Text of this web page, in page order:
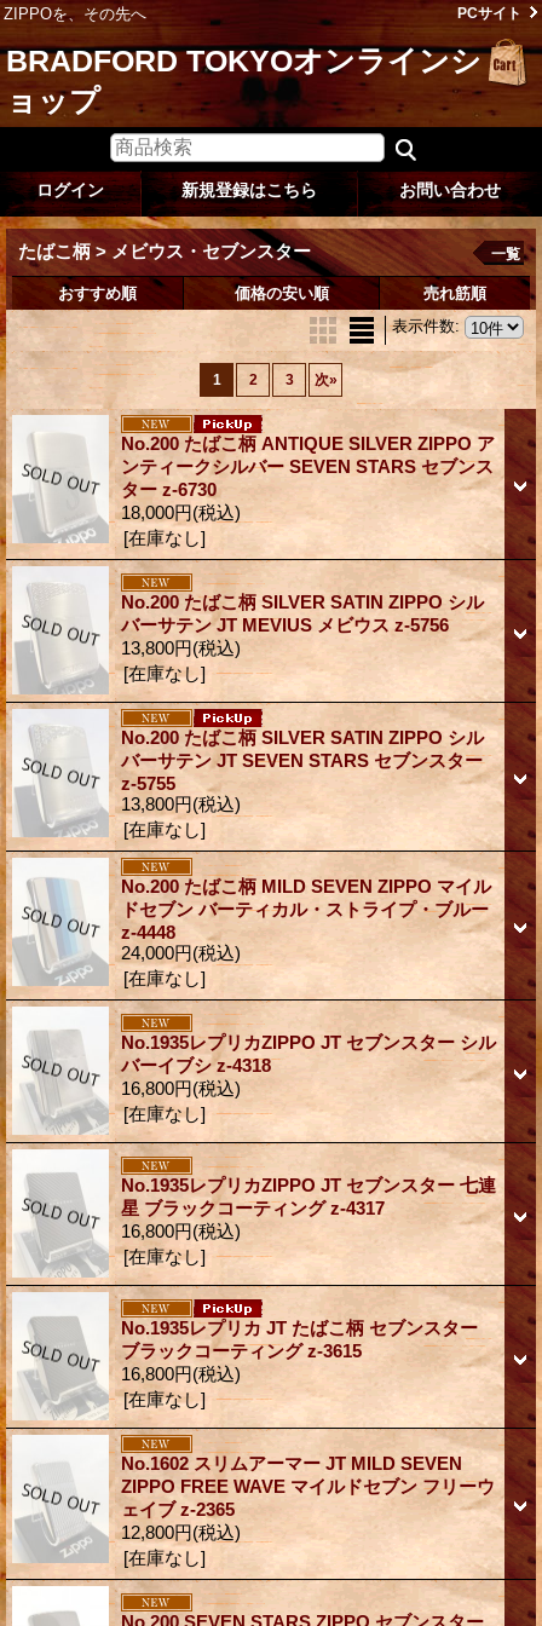
ZIPPOを、その先へ PCサイト
BRADFORD TOKYOオンラインシ
ョップ
ログイン 新規登録はこちら お問い合わせ
たばこ柄 > メビウス・セブンスター 一覧
おすすめ順 価格の安い順
売れ筋順
表示件数:
1 2 3 次»
No.200 たばこ柄 ANTIQUE SILVER ZIPPO ア
ンティークシルバー SEVEN STARS セブンス
ター z-6730
18,000円(税込)
[在庫なし]
No.200 たばこ柄 SILVER SATIN ZIPPO シル
バーサテン JT MEVIUS メビウス z-5756
13,800円(税込)
[在庫なし]
No.200 たばこ柄 SILVER SATIN ZIPPO シル
バーサテン JT SEVEN STARS セブンスター
z-5755
13,800円(税込)
[在庫なし]
No.200 たばこ柄 MILD SEVEN ZIPPO マイル
ドセブン バーティカル・ストライプ・ブルー
z-4448
24,000円(税込)
[在庫なし]
No.1935レプリカZIPPO JT セブンスター シル
バーイブシ z-4318
16,800円(税込)
[在庫なし]
No.1935レプリカZIPPO JT セブンスター 七連
星 ブラックコーティング z-4317
16,800円(税込)
[在庫なし]
No.1935レプリカ JT たばこ柄 セブンスター
ブラックコーティング z-3615
16,800円(税込)
[在庫なし]
No.1602 スリムアーマー JT MILD SEVEN
ZIPPO FREE WAVE マイルドセブン フリーウ
ェイブ z-2365
12,800円(税込)
[在庫なし]
No.200 SEVEN STARS ZIPPO セブンスター